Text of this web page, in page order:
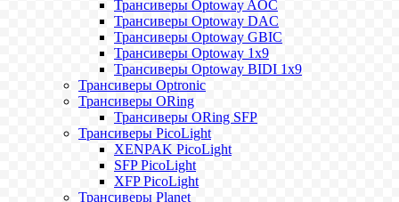
Трансиверы Optoway AOC
Трансиверы Optoway DAC
Трансиверы Optoway GBIC
Трансиверы Optoway 1х9
Трансиверы Optoway BIDI 1x9
Трансиверы Optronic
Трансиверы ORing
Трансиверы ORing SFP
Трансиверы PicoLight
XENPAK PicoLight
SFP PicoLight
XFP PicoLight
Трансиверы Planet